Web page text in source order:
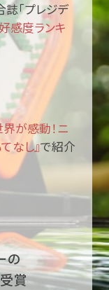
「プレジデ
感度ランキ
界が感動！ニ
なし』で紹介
の
賞